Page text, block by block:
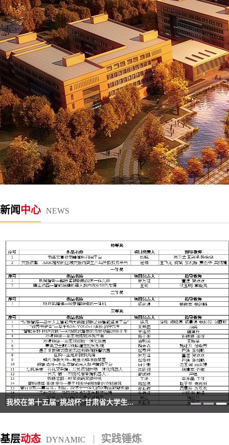
新闻 中心 NEWS
情系实践一线 聚力科创共建——我校领导...
基层动态 DYNAMIC 实践锤炼